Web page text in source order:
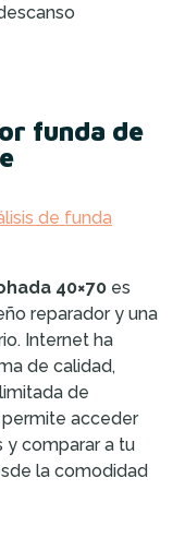
funda de
de funda
40×70 es
reparador y una
Internet ha
de calidad,
de
acceder
y comparar a tu
la comodidad